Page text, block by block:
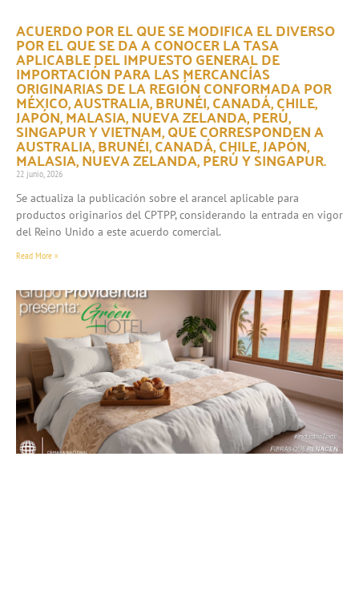
ACUERDO POR EL QUE SE MODIFICA EL DIVERSO
POR EL QUE SE DA A CONOCER LA TASA
APLICABLE DEL IMPUESTO GENERAL DE
IMPORTACIÓN PARA LAS MERCANCÍAS
ORIGINARIAS DE LA REGIÓN CONFORMADA POR
MÉXICO, AUSTRALIA, BRUNÉI, CANADÁ, CHILE,
JAPÓN, MALASIA, NUEVA ZELANDA, PERÚ,
SINGAPUR Y VIETNAM, QUE CORRESPONDEN A
AUSTRALIA, BRUNÉI, CANADÁ, CHILE, JAPÓN,
MALASIA, NUEVA ZELANDA, PERÚ Y SINGAPUR.
22 junio, 2026
Se actualiza la publicación sobre el arancel aplicable para
productos originarios del CPTPP, considerando la entrada en vigor
del Reino Unido a este acuerdo comercial.
Read More »